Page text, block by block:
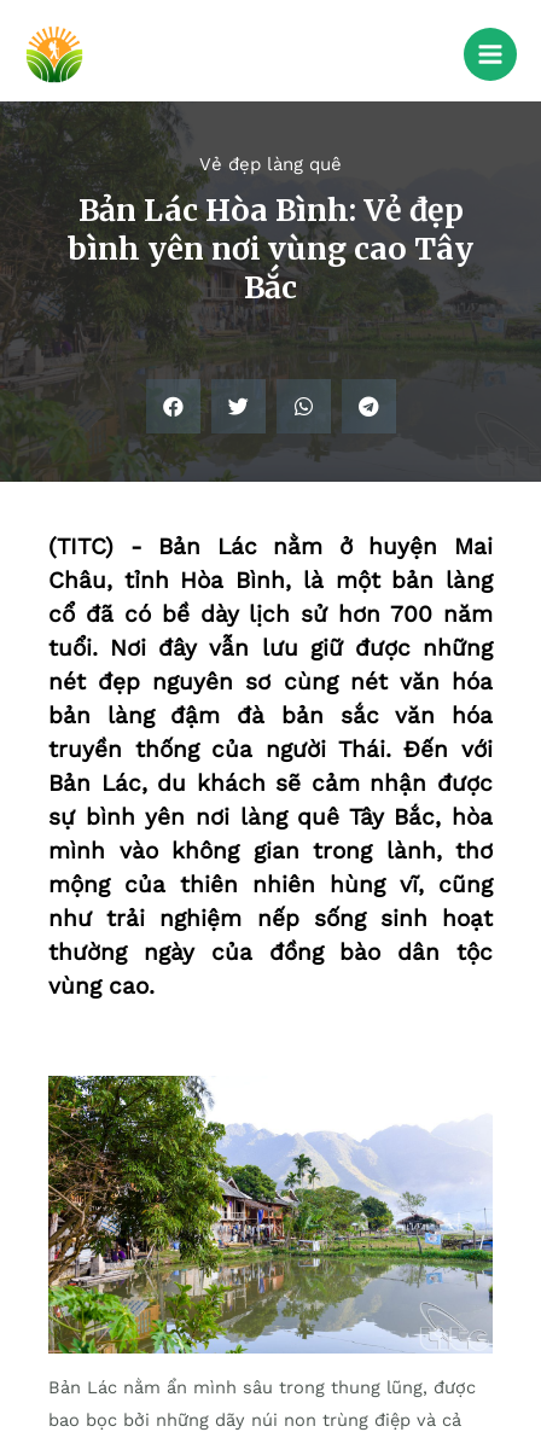
Vẻ đẹp làng quê
Bản Lác Hòa Bình: Vẻ đẹp
bình yên nơi vùng cao Tây
Bắc
(TITC) - Bản Lác nằm ở huyện Mai
Châu, tỉnh Hòa Bình, là một bản làng
cổ đã có bề dày lịch sử hơn 700 năm
tuổi. Nơi đây vẫn lưu giữ được những
nét đẹp nguyên sơ cùng nét văn hóa
bản làng đậm đà bản sắc văn hóa
truyền thống của người Thái. Đến với
Bản Lác, du khách sẽ cảm nhận được
sự bình yên nơi làng quê Tây Bắc, hòa
mình vào không gian trong lành, thơ
mộng của thiên nhiên hùng vĩ, cũng
như trải nghiệm nếp sống sinh hoạt
thường ngày của đồng bào dân tộc
vùng cao.
Bản Lác nằm ẩn mình sâu trong thung lũng, được
bao bọc bởi những dãy núi non trùng điệp và cả